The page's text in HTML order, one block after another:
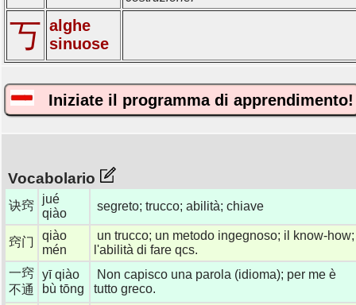
丂 alghe
sinuose
Iniziate il programma di apprendimento!
Vocabolario
诀窍
jué
qiào
segreto; trucco; abilità; chiave
窍门
qiào
mén
un trucco; un metodo ingegnoso; il know-how;
l'abilità di fare qcs.
一窍
不通
yī qiào
bù tōng
Non capisco una parola (idioma); per me è
tutto greco.